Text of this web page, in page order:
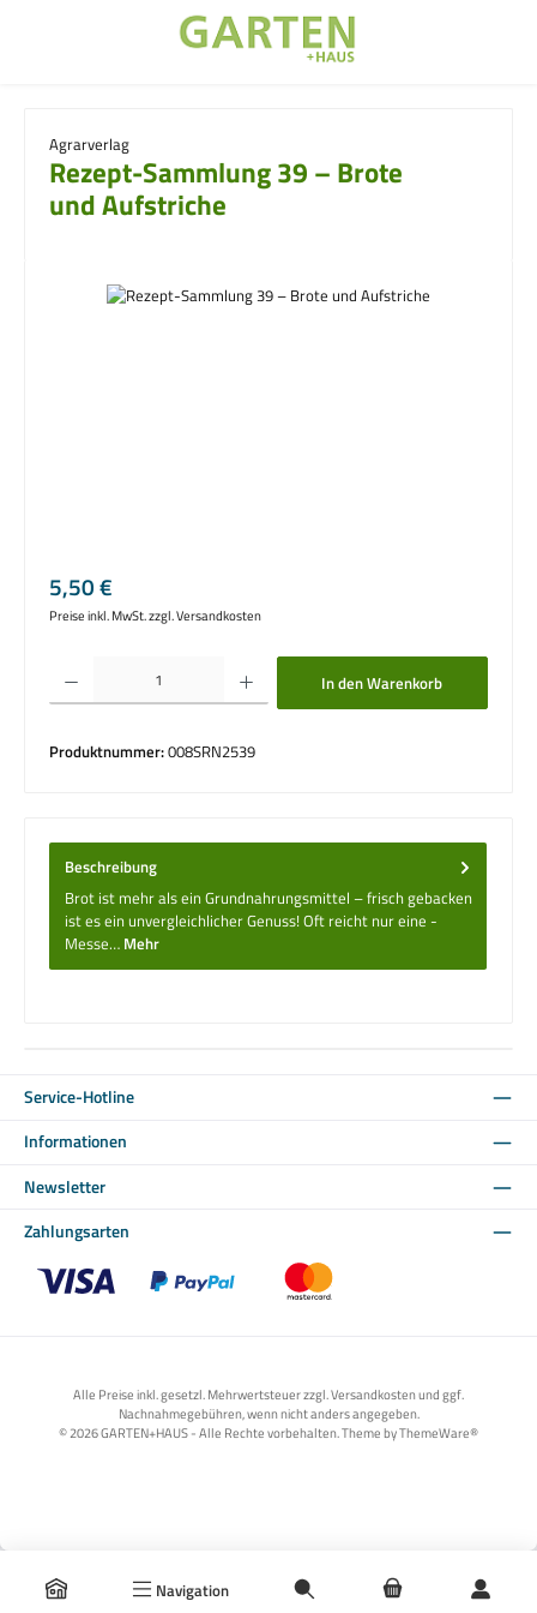
Navigation
Agrarverlag
Rezept-Sammlung 39 – Brote
und Aufstriche
Bildergalerie überspringen
Regulärer Preis:
5,50 €
Preise inkl. MwSt. zzgl. Versandkosten
Produkt Anzahl: Gib den gewünschten Wert ein oder benutze die Schaltflächen um
In den Warenkorb
Produktnummer:008SRN2539
Beschreibung
Brot ist mehr als ein Grundnahrungs­mittel – frisch gebacken
ist es ein unvergleichlicher Genuss! Oft reicht nur eine ­
Messe… Mehr
Service-Hotline
Informationen
Newsletter
Zahlungsarten
Alle Preise inkl. gesetzl. Mehrwertsteuer zzgl. Versandkosten und ggf.
Nachnahmegebühren, wenn nicht anders angegeben.
© 2026 GARTEN+HAUS - Alle Rechte vorbehalten. Theme byThemeWare®